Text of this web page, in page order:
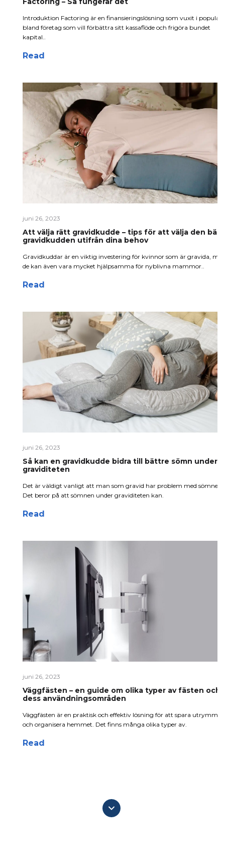
Introduktion Factoring är en finansieringslösning som vuxit i
bland företag som vill förbättra sitt kassaflöde och frigöra bundet
kapital..
Read
juni 26, 2023
Att välja rätt gravidkudde – tips för att välja den
gravidkudden utifrån dina behov
Gravidkuddar är en viktig investering för kvinnor som är gravida,
de kan även vara mycket hjälpsamma för nyblivna mammor..
Read
juni 26, 2023
Så kan en gravidkudde bidra till bättre sömn under
graviditeten
Det är väldigt vanligt att man som gravid har problem med sömnen.
Det beror på att sömnen under graviditeten kan.
Read
juni 26, 2023
Väggfästen – en guide om olika typer av fästen och
dess användningsområden
Väggfästen är en praktisk och effektiv lösning för att spara utrymme
och organisera hemmet. Det finns många olika typer av.
Read